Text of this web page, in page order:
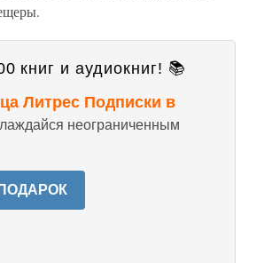
книг и аудиокниг! 📚
Литрес Подписки в
неограниченным